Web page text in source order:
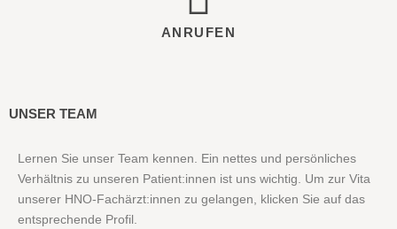
ANRUFEN
UNSER TEAM
Lernen Sie unser Team kennen. Ein nettes und persönliches
Verhältnis zu unseren Patient:innen ist uns wichtig. Um zur Vita
unserer HNO-Fachärzt:innen zu gelangen, klicken Sie auf das
entsprechende Profil.